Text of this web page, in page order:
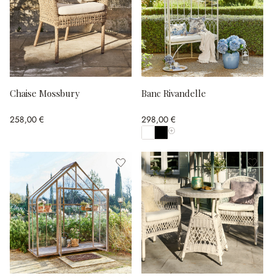
Chaise Mossbury
258,00 €
Banc Rivandelle
298,00 €
Afficher toutes les couleurs